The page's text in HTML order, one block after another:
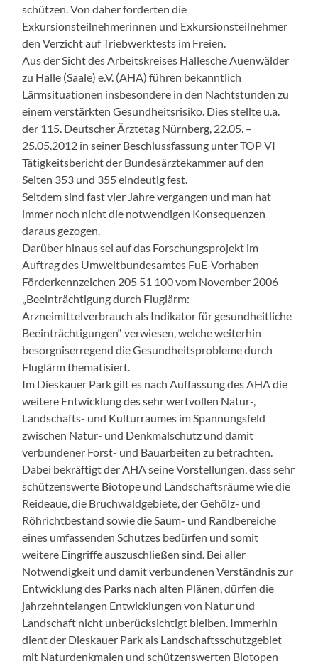
schützen. Von daher forderten die
Exkursionsteilnehmerinnen und Exkursionsteilnehmer
den Verzicht auf Triebwerktests im Freien.
Aus der Sicht des Arbeitskreises Hallesche Auenwälder
zu Halle (Saale) e.V. (AHA) führen bekanntlich
Lärmsituationen insbesondere in den Nachtstunden zu
einem verstärkten Gesundheitsrisiko. Dies stellte u.a.
der 115. Deutscher Ärztetag Nürnberg, 22.05. –
25.05.2012 in seiner Beschlussfassung unter TOP VI
Tätigkeitsbericht der Bundesärztekammer auf den
Seiten 353 und 355 eindeutig fest.
Seitdem sind fast vier Jahre vergangen und man hat
immer noch nicht die notwendigen Konsequenzen
daraus gezogen.
Darüber hinaus sei auf das Forschungsprojekt im
Auftrag des Umweltbundesamtes FuE-Vorhaben
Förderkennzeichen 205 51 100 vom November 2006
„Beeinträchtigung durch Fluglärm:
Arzneimittelverbrauch als Indikator für gesundheitliche
Beeinträchtigungen“ verwiesen, welche weiterhin
besorgniserregend die Gesundheitsprobleme durch
Fluglärm thematisiert.
Im Dieskauer Park gilt es nach Auffassung des AHA die
weitere Entwicklung des sehr wertvollen Natur-,
Landschafts- und Kulturraumes im Spannungsfeld
zwischen Natur- und Denkmalschutz und damit
verbundener Forst- und Bauarbeiten zu betrachten.
Dabei bekräftigt der AHA seine Vorstellungen, dass sehr
schützenswerte Biotope und Landschaftsräume wie die
Reideaue, die Bruchwaldgebiete, der Gehölz- und
Röhrichtbestand sowie die Saum- und Randbereiche
eines umfassenden Schutzes bedürfen und somit
weitere Eingriffe auszuschließen sind. Bei aller
Notwendigkeit und damit verbundenen Verständnis zur
Entwicklung des Parks nach alten Plänen, dürfen die
jahrzehntelangen Entwicklungen von Natur und
Landschaft nicht unberücksichtigt bleiben. Immerhin
dient der Dieskauer Park als Landschaftsschutzgebiet
mit Naturdenkmalen und schützenswerten Biotopen